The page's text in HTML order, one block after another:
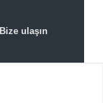
Bize ulaşın